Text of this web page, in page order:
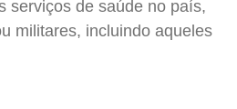
serviços de saúde no país,
militares, incluindo aqueles